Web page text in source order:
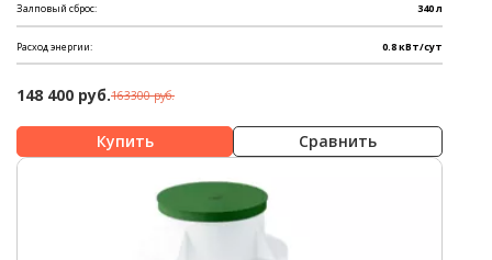
Залповый сброс: 340 л
Расход энергии: 0.8 кВт/сут
148 400 руб.163300 руб.
Сравнить